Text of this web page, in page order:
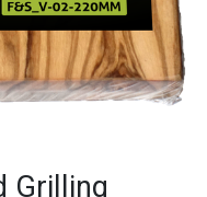
Grilling